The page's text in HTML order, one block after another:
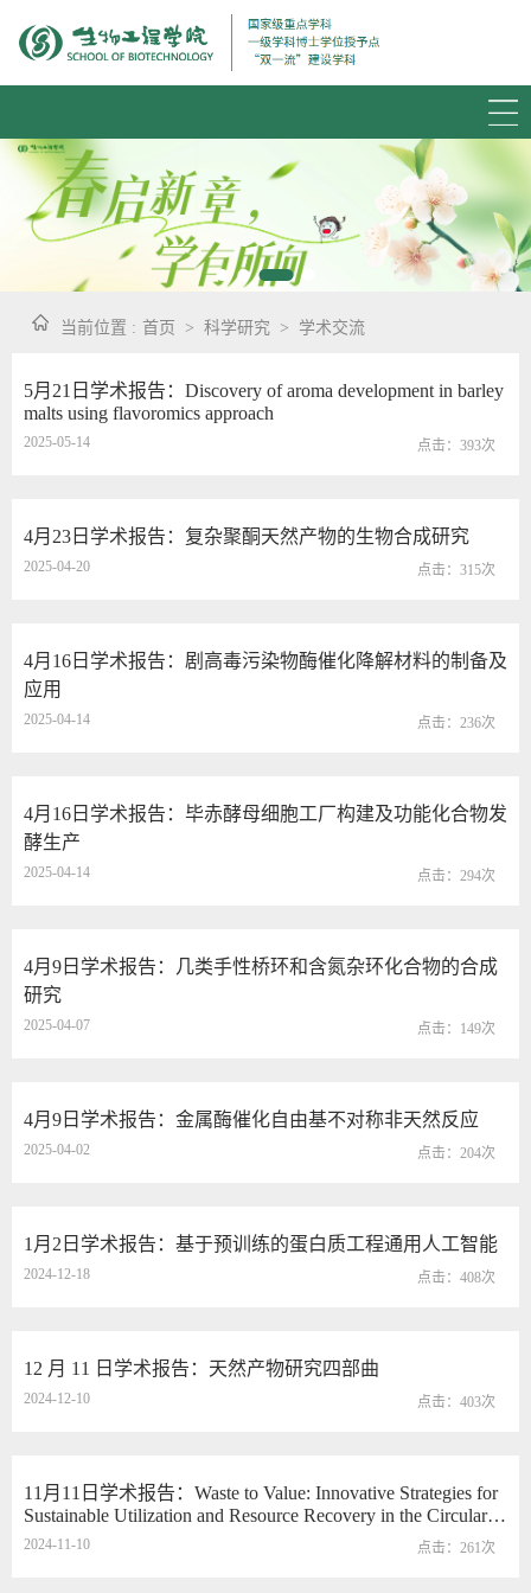
当前位置 : 首页 > 科学研究 > 学术交流
5月21日学术报告：Discovery of aroma development in barley
malts using flavoromics approach
2025-05-14 点击： 393次
4月23日学术报告：复杂聚酮天然产物的生物合成研究
2025-04-20 点击： 315次
4月16日学术报告：剧高毒污染物酶催化降解材料的制备及
应用
2025-04-14 点击： 236次
4月16日学术报告：毕赤酵母细胞工厂构建及功能化合物发
酵生产
2025-04-14 点击： 294次
4月9日学术报告：几类手性桥环和含氮杂环化合物的合成
研究
2025-04-07 点击： 149次
4月9日学术报告：金属酶催化自由基不对称非天然反应
2025-04-02 点击： 204次
1月2日学术报告：基于预训练的蛋白质工程通用人工智能
2024-12-18 点击： 408次
12 月 11 日学术报告：天然产物研究四部曲
2024-12-10 点击： 403次
11月11日学术报告：Waste to Value: Innovative Strategies for
Sustainable Utilization and Resource Recovery in the Circular
Economy
2024-11-10 点击： 261 次